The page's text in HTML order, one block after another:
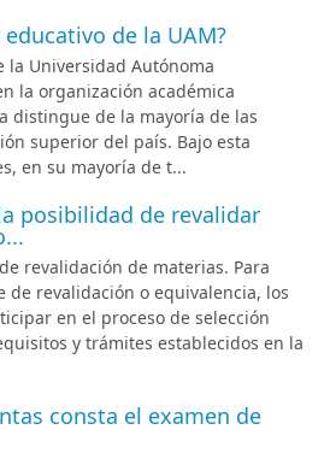
de la UAM?
la Universidad Autónoma
la organización académica
distingue de la mayoría de las
superior del país. Bajo esta
en su mayoría de t...
posibilidad de revalidar
revalidación de materias. Para
revalidación o equivalencia, los
en el proceso de selección
y trámites establecidos en la
consta el examen de